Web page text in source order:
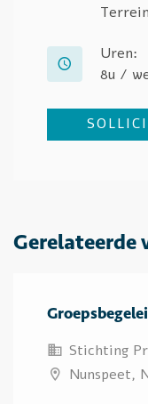
Uren:
8u /
Gerelateerde
Stichting
Nunspeet,